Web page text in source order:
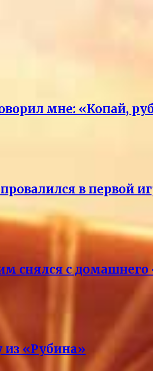
мне: «Копай,
в первой
снялся с
из «Рубина»